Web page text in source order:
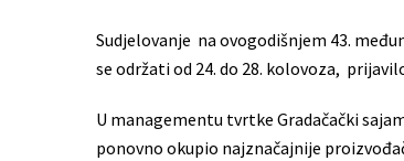
Sudjelovanje na ovogodišnjem 43.
se održati od 24. do 28. kolovoza,
U managementu tvrtke Gradačački
ponovno okupio najznačajnije